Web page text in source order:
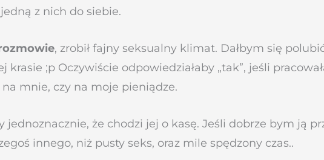
z nich do siebie.
, zrobił fajny seksualny klimat. Dałbym się
;p Oczywiście odpowiedziałaby „tak”, jeśli
mnie, czy na moje pieniądze.
że chodzi jej o kasę. Jeśli dobrze bym ją
innego, niż pusty seks, oraz mile spędzony czas..